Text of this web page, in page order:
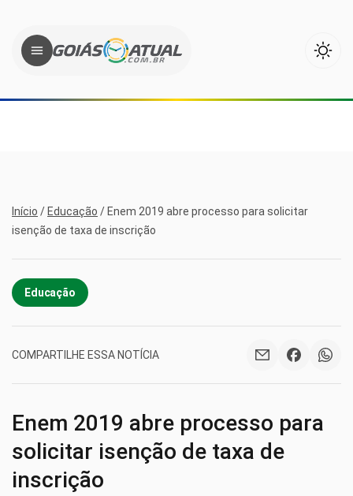
Início / Educação / Enem 2019 abre processo para solicitar
isenção de taxa de inscrição
Educação
COMPARTILHE ESSA NOTÍCIA
Enem 2019 abre processo para
solicitar isenção de taxa de
inscrição